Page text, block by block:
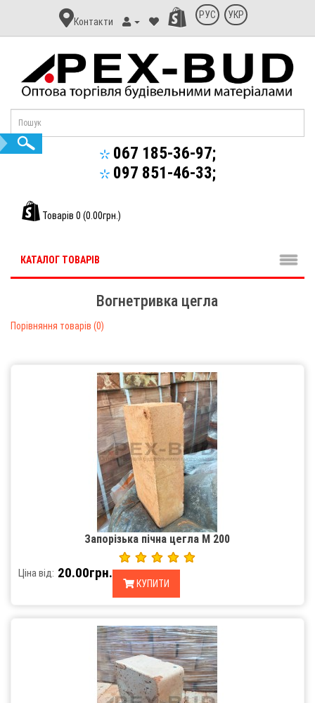
Контакт
Апекс-
Контакти
РУС УКР
067 185-36-97;
097 851-46-33;
Товарів 0 (0.00грн.)
КАТАЛОГ ТОВАРІВ
Вогнетривка цегла
Порівняння товарів (0)
Запорізька пічна цегла М 200
Ціна від: 20.00грн.
КУПИТИ